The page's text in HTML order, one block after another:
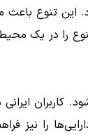
این تنوع باعث
را در یک
کاربران ایرانی
را نیز